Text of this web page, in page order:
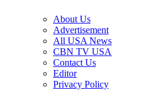
About Us
Advertisement
All USA News
CBN TV USA
Contact Us
Editor
Privacy Policy